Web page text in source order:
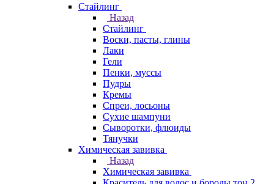
Стайлинг
Назад
Стайлинг
Воски, пасты, глины
Лаки
Гели
Пенки, муссы
Пудры
Кремы
Спреи, лосьоны
Сухие шампуни
Сыворотки, флюиды
Тянучки
Химическая завивка
Назад
Химическая завивка